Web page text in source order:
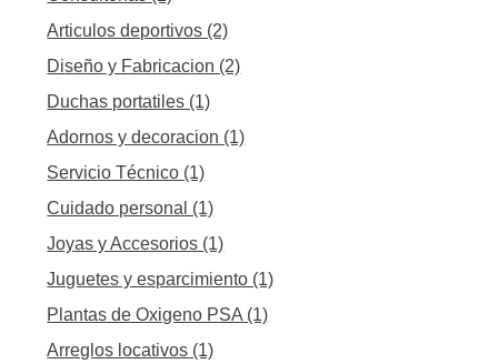
Articulos deportivos (2)
Diseño y Fabricacion (2)
Duchas portatiles (1)
Adornos y decoracion (1)
Servicio Técnico (1)
Cuidado personal (1)
Joyas y Accesorios (1)
Juguetes y esparcimiento (1)
Plantas de Oxigeno PSA (1)
Arreglos locativos (1)